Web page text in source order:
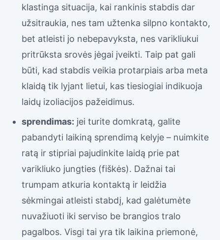
klastinga situacija, kai rankinis stabdis dar
užsitraukia, nes tam užtenka silpno kontakto,
bet atleisti jo nebepavyksta, nes varikliukui
pritrūksta srovės jėgai įveikti. Taip pat gali
būti, kad stabdis veikia protarpiais arba meta
klaidą tik lyjant lietui, kas tiesiogiai indikuoja
laidų izoliacijos pažeidimus.
sprendimas: jei turite domkratą, galite
pabandyti laikiną sprendimą kelyje – nuimkite
ratą ir stipriai pajudinkite laidą prie pat
varikliuko jungties (fiškės). Dažnai tai
trumpam atkuria kontaktą ir leidžia
sėkmingai atleisti stabdį, kad galėtumėte
nuvažiuoti iki serviso be brangios tralo
pagalbos. Visgi tai yra tik laikina priemonė,